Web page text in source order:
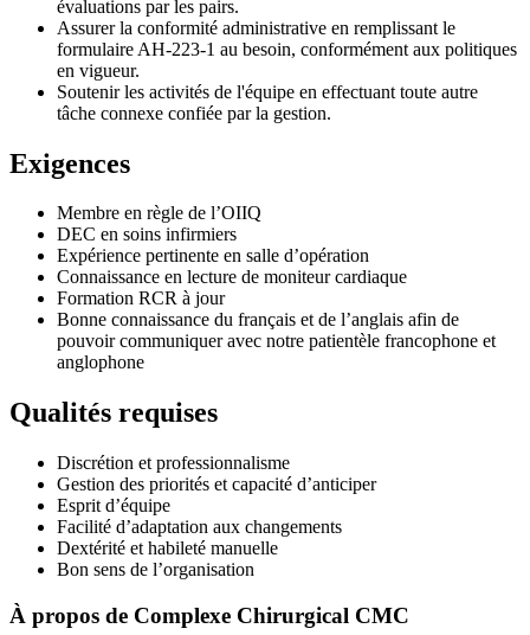
évaluations par les pairs.
Assurer la conformité administrative en remplissant le
formulaire AH-223-1 au besoin, conformément aux politiques
en vigueur.
Soutenir les activités de l'équipe en effectuant toute autre
tâche connexe confiée par la gestion.
Exigences
Membre en règle de l’OIIQ
DEC en soins infirmiers
Expérience pertinente en salle d’opération
Connaissance en lecture de moniteur cardiaque
Formation RCR à jour
Bonne connaissance du français et de l’anglais afin de
pouvoir communiquer avec notre patientèle francophone et
anglophone
Qualités requises
Discrétion et professionnalisme
Gestion des priorités et capacité d’anticiper
Esprit d’équipe
Facilité d’adaptation aux changements
Dextérité et habileté manuelle
Bon sens de l’organisation
À propos de Complexe Chirurgical CMC